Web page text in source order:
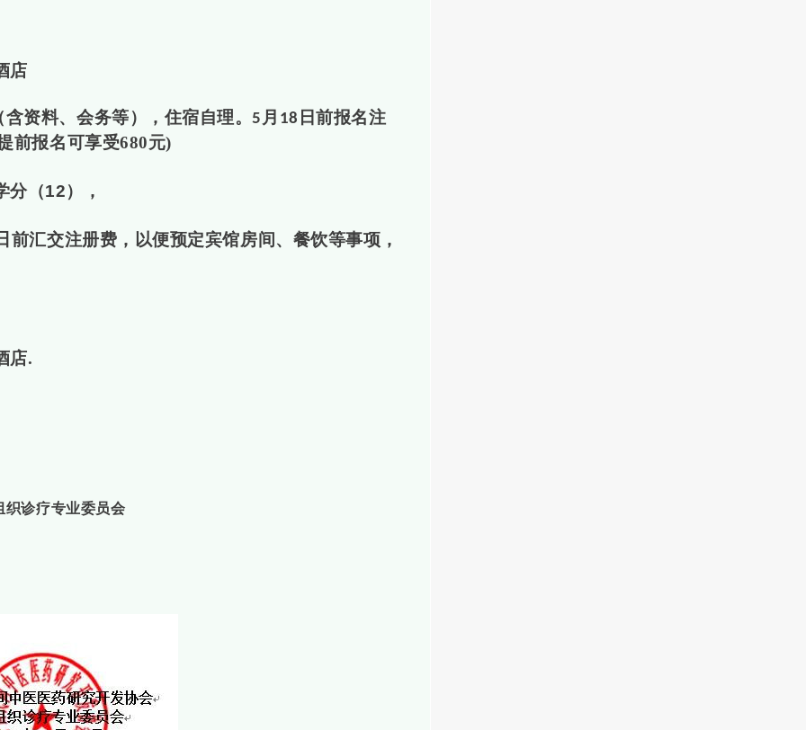
店
含资料、会务等），住宿自理。5月 18 日前报名注
前报名可享受680元)
分（12），
前汇交注册费，以便预定宾馆房间、餐饮等事项，
店.
织诊疗专业委员会